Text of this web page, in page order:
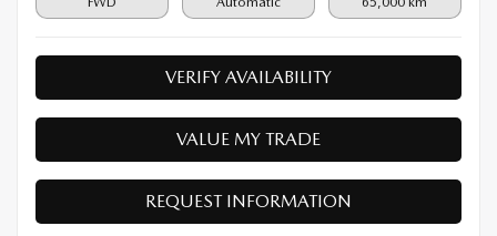
VERIFY AVAILABILITY
VALUE MY TRADE
REQUEST INFORMATION